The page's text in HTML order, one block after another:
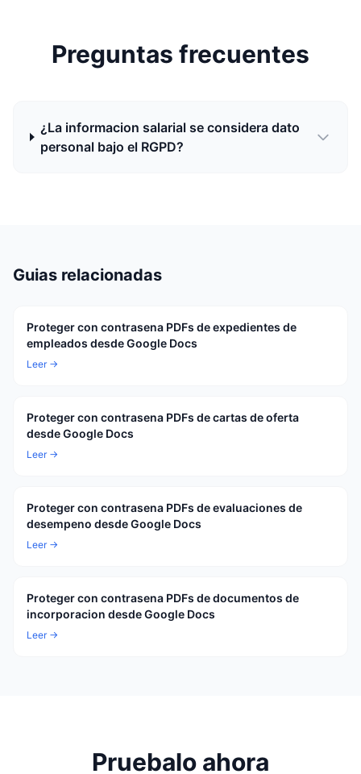
Preguntas frecuentes
¿La informacion salarial se considera dato
personal bajo el RGPD?
Guias relacionadas
Proteger con contrasena PDFs de expedientes de
empleados desde Google Docs
Leer →
Proteger con contrasena PDFs de cartas de oferta
desde Google Docs
Leer →
Proteger con contrasena PDFs de evaluaciones de
desempeno desde Google Docs
Leer →
Proteger con contrasena PDFs de documentos de
incorporacion desde Google Docs
Leer →
Pruebalo ahora